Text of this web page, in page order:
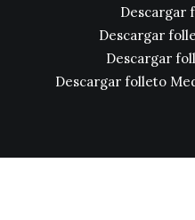
Descargar
Descargar
Descargar
Descargar folleto